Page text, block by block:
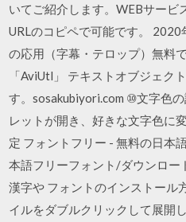
いてご紹介します。WEBサービ
URLのコピペで可能です。
の応用（字幕・テロップ）無料
「AviUtl」 テキストオブジェク
す。sosakubiyori.com ⑩文字色
レットが開き、好きな文字色に
定 フォントフリー - 無料の日本
本語フリーフォント/ダウンロー
漢字や フォントのインストール
イルをダブルクリックして展開